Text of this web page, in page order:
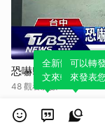
恐嚇!江和樹議員服
48 觀看次數
全新體驗！一
文來輕鬆表達
可以轉
來發表